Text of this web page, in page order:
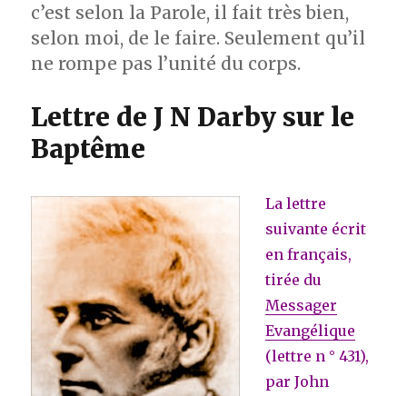
c’est selon la Parole, il fait très bien,
selon moi, de le faire. Seulement qu’il
ne rompe pas l’unité du corps.
Lettre de J N Darby sur le
Baptême
La lettre
suivante écrit
en français,
tirée du
Messager
Evangélique
(lettre n ° 431),
par John